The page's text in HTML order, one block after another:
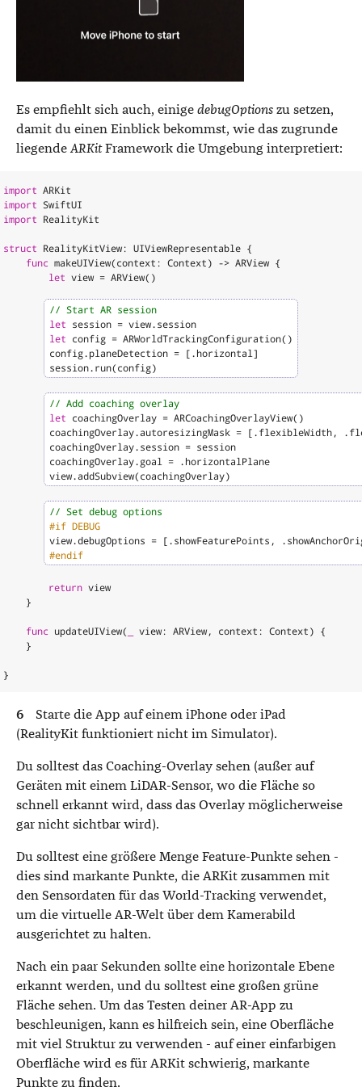
Es empfiehlt sich auch, einige debugOptions zu setzen,
damit du einen Einblick bekommst, wie das zugrunde
liegende ARKitFramework die Umgebung interpretiert:
import ARKit
import SwiftUI
import RealityKit
struct RealityKitView: UIViewRepresentable {
func makeUIView(context : Context) -> ARView {
let view = ARView()
// Start AR session
let session = view.session
let config = ARWorldTrackingConfiguration()
config.planeDetection = [.horizontal]
session.run(config)
// Add coaching overlay
let coachingOverlay = ARCoachingOverlayView()
coachingOverlay.autoresizingMask = [.flexibleWidth, .
coachingOverlay.session = session
coachingOverlay.goal = .horizontalPlane
view.addSubview(coachingOverlay)
// Set debug options
#if DEBUG
view.debugOptions = [.showFeaturePoints , .
#endif
return view
}
func updateUIView( view: ARView, context : Context) {
}
}
Starte die App auf einem iPhone oder iPad
(RealityKit funktioniert nicht im Simulator).
Du solltest das Coaching-Overlay sehen (außer auf
Geräten mit einem LiDAR-Sensor, wo die Fläche so
schnell erkannt wird, dass das Overlay möglicherweise
gar nicht sichtbar wird).
Du solltest eine größere Menge Feature-Punkte sehen -
dies sind markante Punkte, die ARKit zusammen mit
den Sensordaten für das World-Tracking verwendet,
um die virtuelle AR-Welt über dem Kamerabild
ausgerichtet zu halten.
Nach ein paar Sekunden sollte eine horizontale Ebene
erkannt werden, und du solltest eine großen grüne
Fläche sehen. Um das Testen deiner AR-App zu
beschleunigen, kann es hilfreich sein, eine Oberfläche
mit viel Struktur zu verwenden - auf einer einfarbigen
Oberfläche wird es für ARKit schwierig, markante
Punkte zu finden.